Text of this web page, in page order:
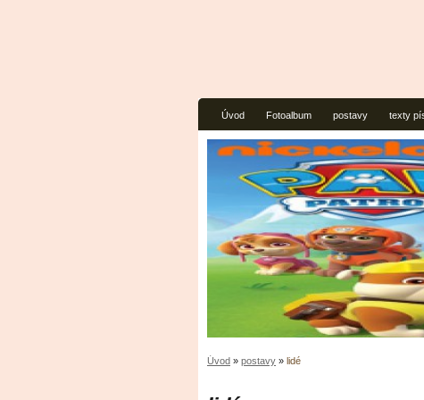
Úvod Fotoalbum postavy texty
Úvod » postavy » lidé